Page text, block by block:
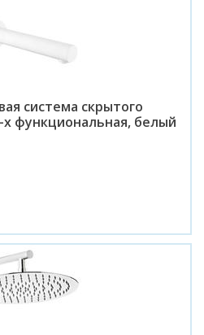
система скрытого
функциональная, белый